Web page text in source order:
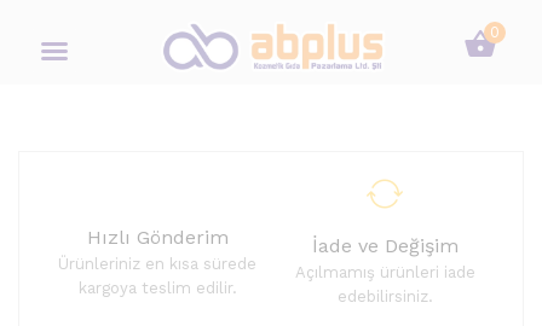
0
Hızlı Gönderim
Ürünleriniz en kısa sürede
kargoya teslim edilir.
İade ve Değişim
Açılmamış ürünleri iade
edebilirsiniz.